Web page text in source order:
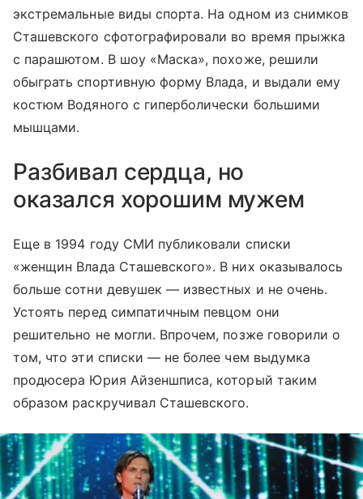
экстремальные виды спорта. На одном из снимков
Сташевского сфотографировали во время прыжка
с парашютом. В шоу «Маска», похоже, решили
обыграть спортивную форму Влада, и выдали ему
костюм Водяного с гиперболически большими
мышцами.
Разбивал сердца, но
оказался хорошим мужем
Еще в 1994 году СМИ публиковали списки
«женщин Влада Сташевского». В них оказывалось
больше сотни девушек — известных и не очень.
Устоять перед симпатичным певцом они
решительно не могли. Впрочем, позже говорили о
том, что эти списки — не более чем выдумка
продюсера Юрия Айзеншписа, который таким
образом раскручивал Сташевского.